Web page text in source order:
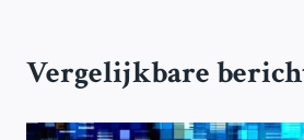
Vergelijkbare